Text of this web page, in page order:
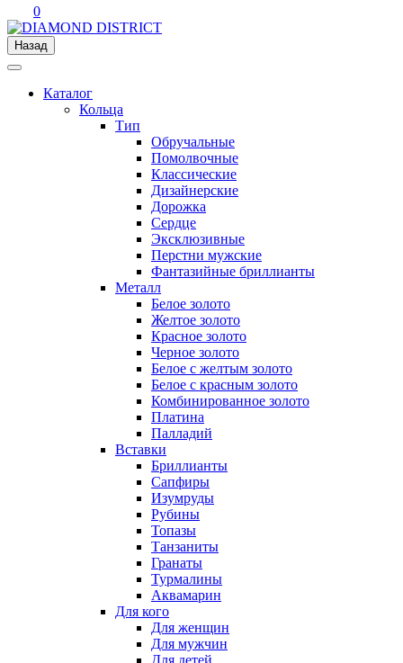
0
Назад
Каталог
Кольца
Тип
Обручальные
Помолвочные
Классические
Дизайнерские
Дорожка
Сердце
Эксклюзивные
Перстни мужские
Фантазийные бриллианты
Металл
Белое золото
Желтое золото
Красное золото
Черное золото
Белое с желтым золото
Белое с красным золото
Комбинированное золото
Платина
Палладий
Вставки
Бриллианты
Сапфиры
Изумруды
Рубины
Топазы
Танзаниты
Гранаты
Турмалины
Аквамарин
Для кого
Для женщин
Для мужчин
Для детей